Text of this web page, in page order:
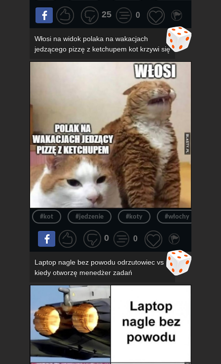
25 0
Włosi na widok polaka na wakacjach
jedzącego pizzę z ketchupem kot krzywi się
#kot #jedzenie #koty #włochy
0 0
Laptop nagle bez powodu odrzutowiec vs
kiedy otworzę menedżer zadań